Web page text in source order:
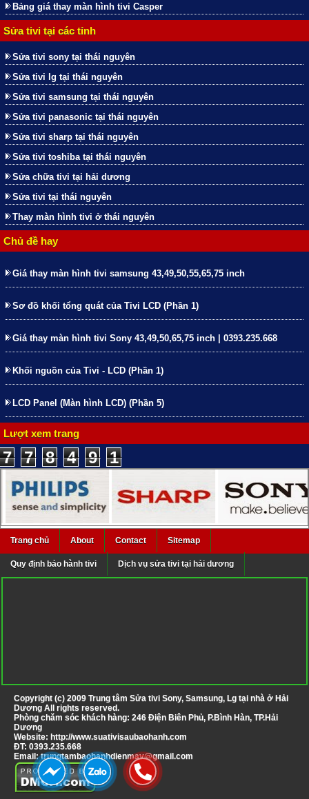
Bảng giá thay màn hình tivi Casper
Sửa tivi tại các tỉnh
Sửa tivi sony tại thái nguyên
Sửa tivi lg tại thái nguyên
Sửa tivi samsung tại thái nguyên
Sửa tivi panasonic tại thái nguyên
Sửa tivi sharp tại thái nguyên
Sửa tivi toshiba tại thái nguyên
Sửa chữa tivi tại hải dương
Sửa tivi tại thái nguyên
Thay màn hình tivi ở thái nguyên
Chủ đề hay
Giá thay màn hình tivi samsung 43,49,50,55,65,75 inch
Sơ đồ khối tổng quát của Tivi LCD (Phần 1)
Giá thay màn hình tivi Sony 43,49,50,65,75 inch | 0393.235.668
Khối nguồn của Tivi - LCD (Phần 1)
LCD Panel (Màn hình LCD) (Phần 5)
Lượt xem trang
7 7 8 4 9 1
Trang chủ About Contact Sitemap
Quy định bảo hành tivi Dịch vụ sửa tivi tại hải dương
Copyright (c) 2009 Trung tâm Sửa tivi Sony, Samsung, Lg tại nhà ở Hải
Dương All rights reserved.
Phòng chăm sóc khách hàng: 246 Điện Biên Phủ, P.Bình Hàn, TP.Hải
Dương
Website: http://www.suativisaubaohanh.com
ĐT: 0393.235.668
Email:trungtambaohanhdienmay@gmail.com